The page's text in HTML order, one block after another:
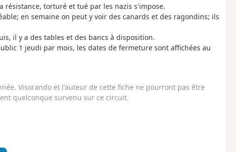
résistance, torturé et tué par les nazis s'impose.
en semaine on peut y voir des canards et des ragondins; ils
il y a des tables et des bancs à disposition.
1 jeudi par mois, les dates de fermeture sont affichées au
Visorando et l'auteur de cette fiche ne pourront pas être
quelconque survenu sur ce circuit.